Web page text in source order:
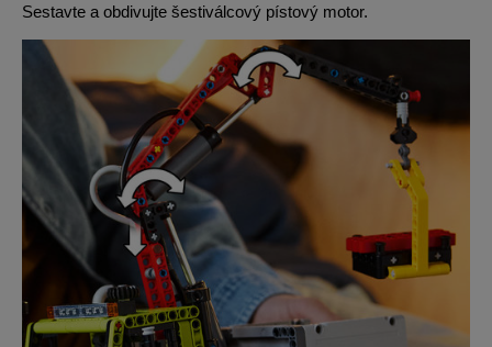
Sestavte a obdivujte šestiválcový pístový motor.